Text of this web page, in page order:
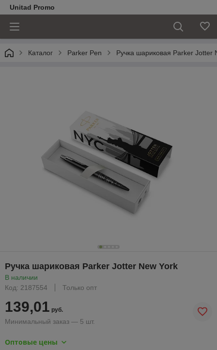
Unitad Promo
Каталог Parker Pen Ручка шариковая Parker Jotter
Ручка шариковая Parker Jotter New York
В наличии
Код: 2187554
Только опт
139,01 руб.
Минимальный заказ — 5 шт.
Оптовые цены